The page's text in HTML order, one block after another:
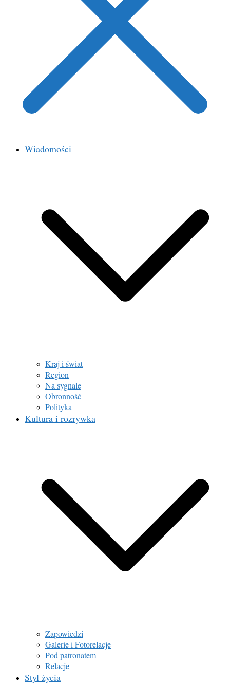
Wiadomości
Kraj i świat
Region
Na sygnale
Obronność
Polityka
Kultura i rozrywka
Zapowiedzi
Galerie i Fotorelacje
Pod patronatem
Relacje
Styl życia